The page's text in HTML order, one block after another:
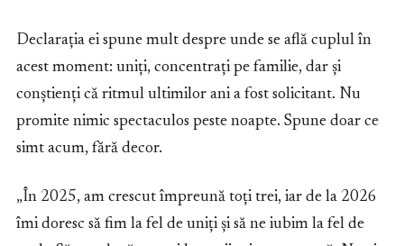
Declarația ei spune mult despre unde se află cuplul în
acest moment: uniți, concentrați pe familie, dar și
conștienți că ritmul ultimilor ani a fost solicitant. Nu
promite nimic spectaculos peste noapte. Spune doar ce
simt acum, fără decor.
„În 2025, am crescut împreună toți trei, iar de la 2026
îmi doresc să fim la fel de uniți și să ne iubim la fel de